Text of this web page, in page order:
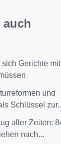
auch
Gerichte
und
Schlüssel
aller Zeiten:
nach...